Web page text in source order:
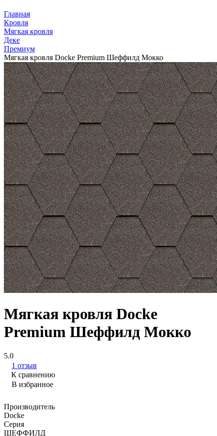
Главная
Кровля
Мягкая кровля
Деке
Премиум
Мягкая кровля Docke Premium Шеффилд Мокко
Мягкая кровля Docke
Premium Шеффилд Мокко
5.0
1 отзыв
К сравнению
В избранное
Производитель
Docke
Серия
ШЕФФИЛД